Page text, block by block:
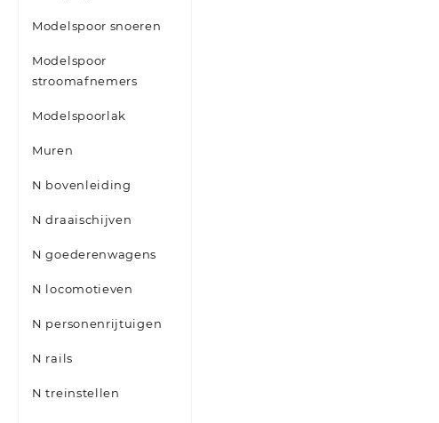
Modelspoor snoeren
Modelspoor
stroomafnemers
Modelspoorlak
Muren
N bovenleiding
N draaischijven
N goederenwagens
N locomotieven
N personenrijtuigen
N rails
N treinstellen